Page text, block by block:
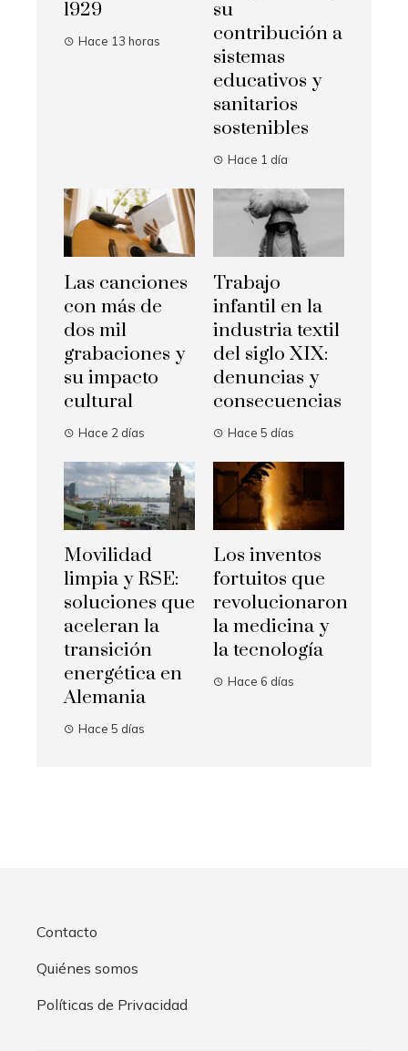
1929
Hace 13 horas
su
contribución a
sistemas
educativos y
sanitarios
sostenibles
Hace 1 día
Las canciones
con más de
dos mil
grabaciones y
su impacto
cultural
Hace 2 días
Trabajo
infantil en la
industria textil
del siglo XIX:
denuncias y
consecuencias
Hace 5 días
Movilidad
limpia y RSE:
soluciones que
aceleran la
transición
energética en
Alemania
Hace 5 días
Los inventos
fortuitos que
revolucionaron
la medicina y
la tecnología
Hace 6 días
Contacto
Quiénes somos
Políticas de Privacidad